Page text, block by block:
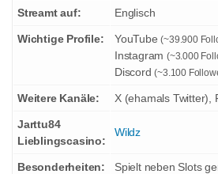
Streamt auf: Englisch
Wichtige Profile: YouTube(~39.900
Instagram (~3.000
Discord(~3.100
Weitere Kanäle: X (ehamals Twitter),
Jarttu84
Lieblingscasino:
Wildz
Besonderheiten:
Spielt neben Slots